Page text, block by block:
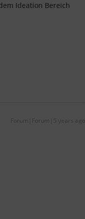
Ideation Bereich
Forum|Forum|5 years ago